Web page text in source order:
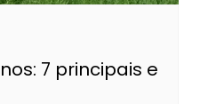
7 principais e